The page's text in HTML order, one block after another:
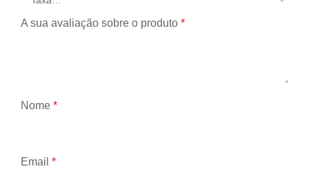
A sua avaliação sobre o produto *
Nome *
Email *